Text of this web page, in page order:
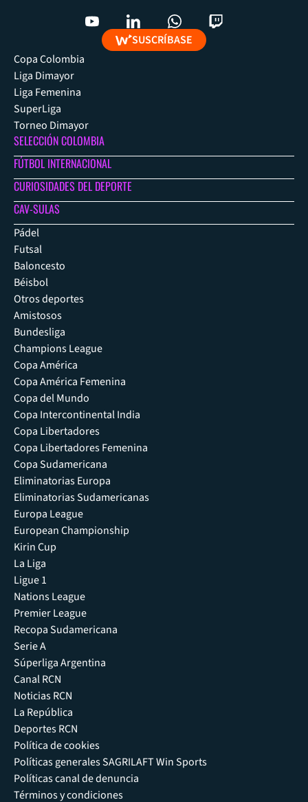
SUSCRÍBASE
Copa Colombia
Liga Dimayor
Liga Femenina
SuperLiga
Torneo Dimayor
SELECCIÓN COLOMBIA
FÚTBOL INTERNACIONAL
CURIOSIDADES DEL DEPORTE
CAV-SULAS
Pádel
Futsal
Baloncesto
Béisbol
Otros deportes
Amistosos
Bundesliga
Champions League
Copa América
Copa América Femenina
Copa del Mundo
Copa Intercontinental India
Copa Libertadores
Copa Libertadores Femenina
Copa Sudamericana
Eliminatorias Europa
Eliminatorias Sudamericanas
Europa League
European Championship
Kirin Cup
La Liga
Ligue 1
Nations League
Premier League
Recopa Sudamericana
Serie A
Súperliga Argentina
Canal RCN
Noticias RCN
La República
Deportes RCN
Política de cookies
Políticas generales SAGRILAFT Win Sports
Políticas canal de denuncia
Términos y condiciones